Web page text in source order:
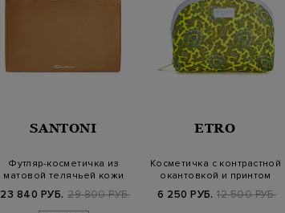
SANTONI
Футляр-косметичка из
матовой телячьей кожи
23 840 РУБ. 29 800 РУБ.
ETRO
Косметичка с контрастной
окантовкой и принтом
пейсли
6 250 РУБ. 12 500 РУБ.